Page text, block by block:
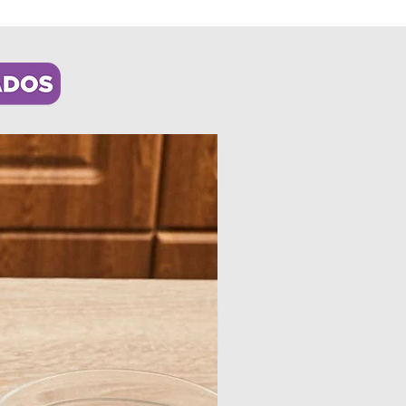
a todo el país